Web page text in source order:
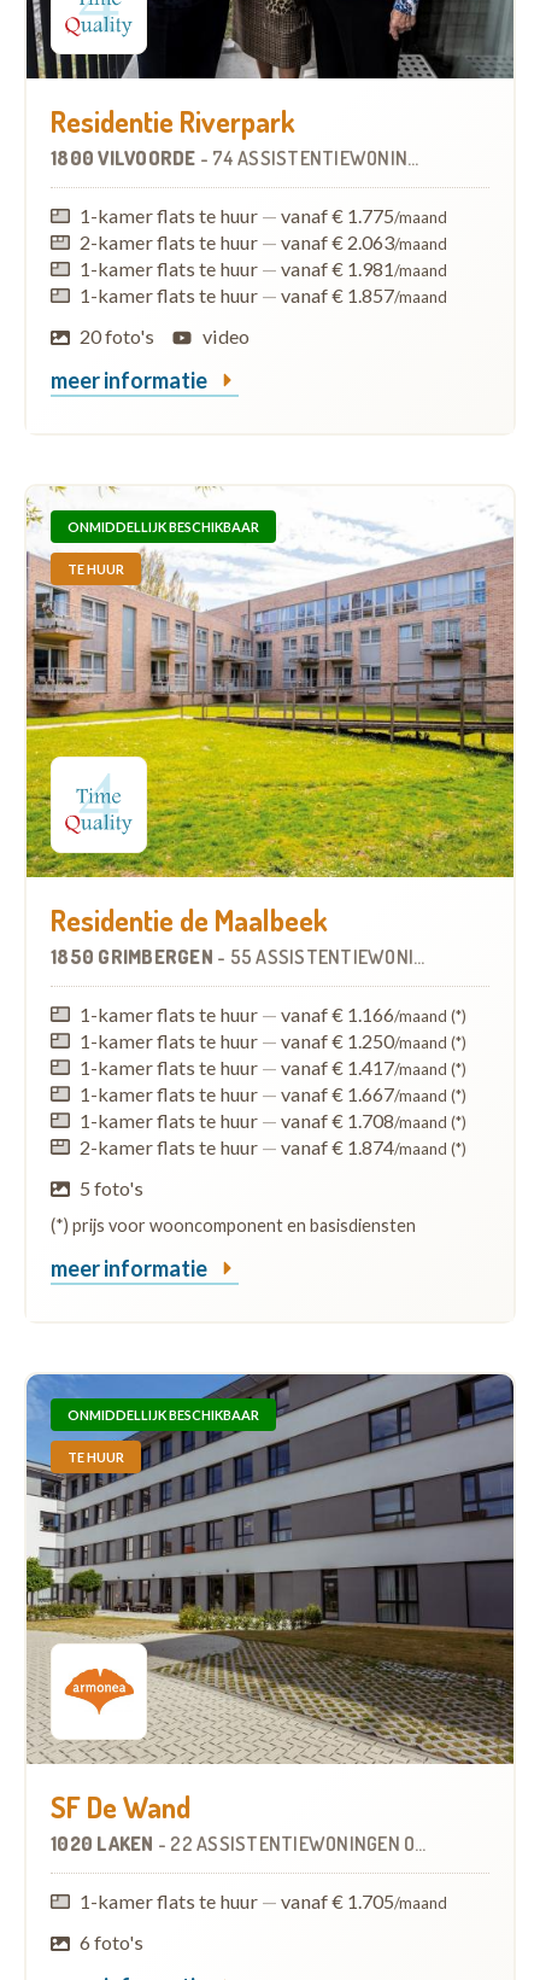
Residentie Riverpark
1800 VILVOORDE - 74 ASSISTENTIEWONINGEN
1-kamer flats te huur — vanaf € 1.775/maand
2-kamer flats te huur — vanaf € 2.063/maand
1-kamer flats te huur — vanaf € 1.981/maand
1-kamer flats te huur — vanaf € 1.857/maand
20 foto's video
meer informatie
ONMIDDELLIJK BESCHIKBAAR
TE HUUR
Residentie de Maalbeek
1850 GRIMBERGEN - 55 ASSISTENTIEWONINGEN
1-kamer flats te huur — vanaf € 1.166/maand (*)
1-kamer flats te huur — vanaf € 1.250/maand (*)
1-kamer flats te huur — vanaf € 1.417/maand (*)
1-kamer flats te huur — vanaf € 1.667/maand (*)
1-kamer flats te huur — vanaf € 1.708/maand (*)
2-kamer flats te huur — vanaf € 1.874/maand (*)
5 foto's
(*) prijs voor wooncomponent en basisdiensten
meer informatie
ONMIDDELLIJK BESCHIKBAAR
TE HUUR
SF De Wand
1020 LAKEN - 22 ASSISTENTIEWONINGEN OP
1-kamer flats te huur — vanaf € 1.705/maand
6 foto's